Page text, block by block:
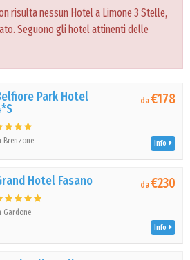
risulta nessun Hotel a Limone 3 Stelle,
Seguono gli hotel attinenti delle
Park Hotel
Brenzone
da€178
Info
Hotel Fasano
Gardone
da€230
Info